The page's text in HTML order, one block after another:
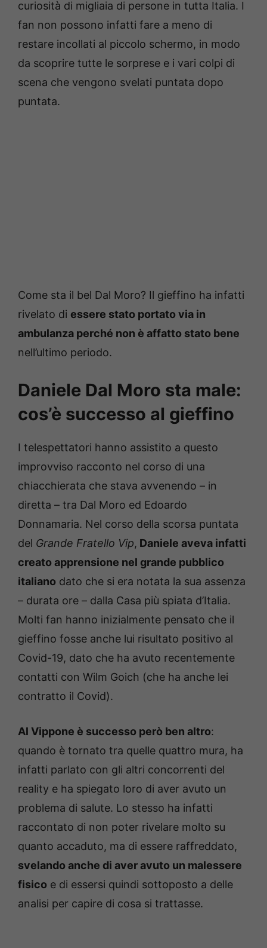
curiosità di migliaia di persone in tutta Italia. I
fan non possono infatti fare a meno di
restare incollati al piccolo schermo, in modo
da scoprire tutte le sorprese e i vari colpi di
scena che vengono svelati puntata dopo
puntata.
Come sta il bel Dal Moro? Il gieffino ha infatti
rivelato di essere stato portato via in
ambulanza perché non è affatto stato bene
nell’ultimo periodo.
Daniele Dal Moro sta male:
cos’è successo al gieffino
I telespettatori hanno assistito a questo
improvviso racconto nel corso di una
chiacchierata che stava avvenendo – in
diretta – tra Dal Moro ed Edoardo
Donnamaria. Nel corso della scorsa puntata
del Grande Fratello Vip, Daniele aveva infatti
creato apprensione nel grande pubblico
italiano dato che si era notata la sua assenza
– durata ore – dalla Casa più spiata d’Italia.
Molti fan hanno inizialmente pensato che il
gieffino fosse anche lui risultato positivo al
Covid-19, dato che ha avuto recentemente
contatti con Wilm Goich (che ha anche lei
contratto il Covid).
Al Vippone è successo però ben altro:
quando è tornato tra quelle quattro mura, ha
infatti parlato con gli altri concorrenti del
reality e ha spiegato loro di aver avuto un
problema di salute. Lo stesso ha infatti
raccontato di non poter rivelare molto su
quanto accaduto, ma di essere raffreddato,
svelando anche di aver avuto un malessere
fisico e di essersi quindi sottoposto a delle
analisi per capire di cosa si trattasse.